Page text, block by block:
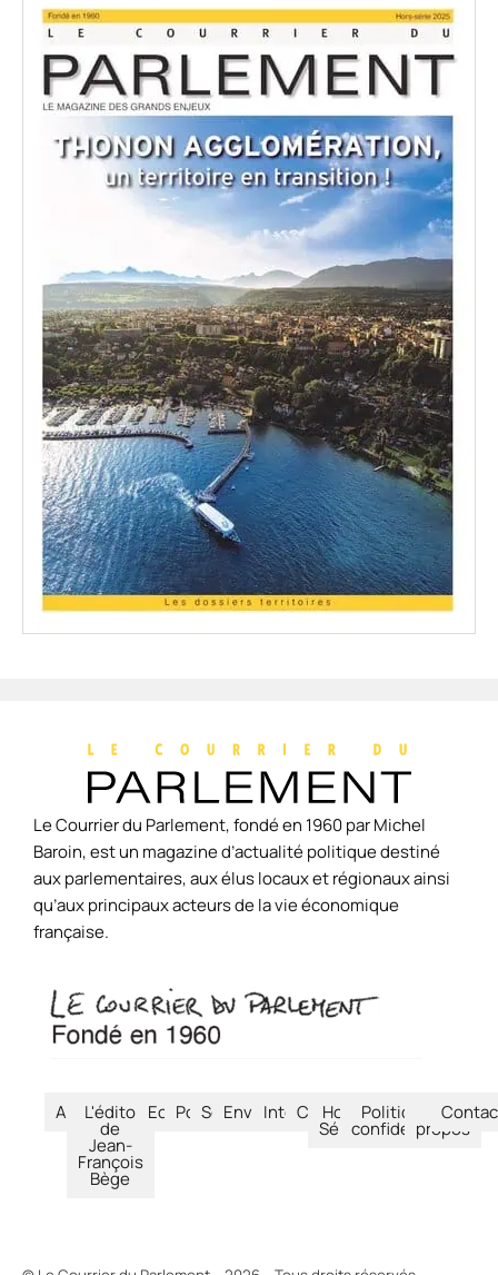
Le Courrier du Parlement, fondé en 1960 par Michel
Baroin, est un magazine d’actualité politique destiné
aux parlementaires, aux élus locaux et régionaux ainsi
qu’aux principaux acteurs de la vie économique
française.
Accueil
L'édito
de
Jean-
François
Bège
Economie
Politique
SociétéEnvironnement
International
CultureHors-
Séries
Politique de
confidentialité
À
propos